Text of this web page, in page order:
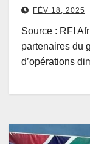
FÉV 18, 2025
Source : RFI
partenaires du
d’opérations